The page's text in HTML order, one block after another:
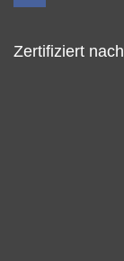
Zertifiziert nach